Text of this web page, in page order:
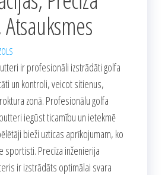
ir profesionāli izstrādāti golfa
un kontroli, veicot sitienus,
zonā. Profesionālu golfa
iegūst ticamību un ietekmē
bieži uzticas aprīkojumam, ko
sportisti. Precīza inženierija
ir izstrādāts optimālai svara